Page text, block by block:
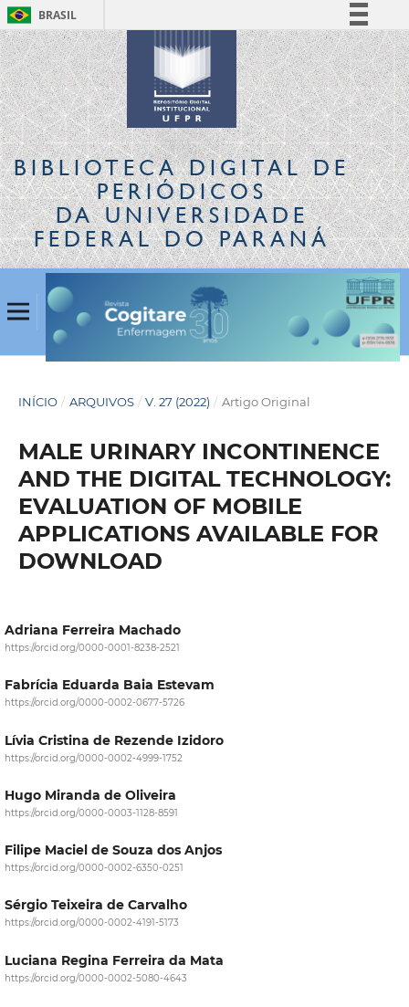
BRASIL
Simplifique!
Comunica BR
Participe
Acesso à informação
Legislação
Canais
BIBLIOTECA DIGITALDE
PERIÓDICOS
DA UNIVERSIDADE
FEDERAL DO PARANÁ
INÍCIO / ARQUIVOS / V. 27 (2022) / Artigo Original
MALE URINARY INCONTINENCE
AND THE DIGITAL TECHNOLOGY:
EVALUATION OF MOBILE
APPLICATIONS AVAILABLE FOR
DOWNLOAD
Adriana Ferreira Machado
https://orcid.org/0000-0001-8238-2521
Fabrícia Eduarda Baia Estevam
https://orcid.org/0000-0002-0677-5726
Lívia Cristina de Rezende Izidoro
https://orcid.org/0000-0002-4999-1752
Hugo Miranda de Oliveira
https://orcid.org/0000-0003-1128-8591
Filipe Maciel de Souza dos Anjos
https://orcid.org/0000-0002-6350-0251
Sérgio Teixeira de Carvalho
https://orcid.org/0000-0002-4191-5173
Luciana Regina Ferreira da Mata
https://orcid.org/0000-0002-5080-4643